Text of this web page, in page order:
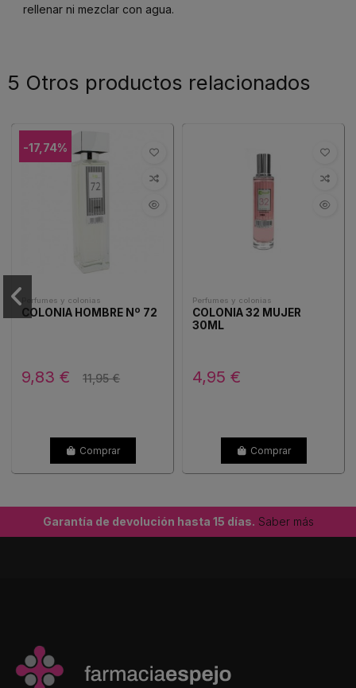
rellenar ni mezclar con agua.
5 Otros productos relacionados
-17,74%
Perfumes y colonias
COLONIA HOMBRE Nº 72
9,83 € 11,95 €
Comprar
Perfumes y colonias
COLONIA 32 MUJER
30ML
4,95 €
Comprar
Garantía de devolución hasta 15 días. Saber más